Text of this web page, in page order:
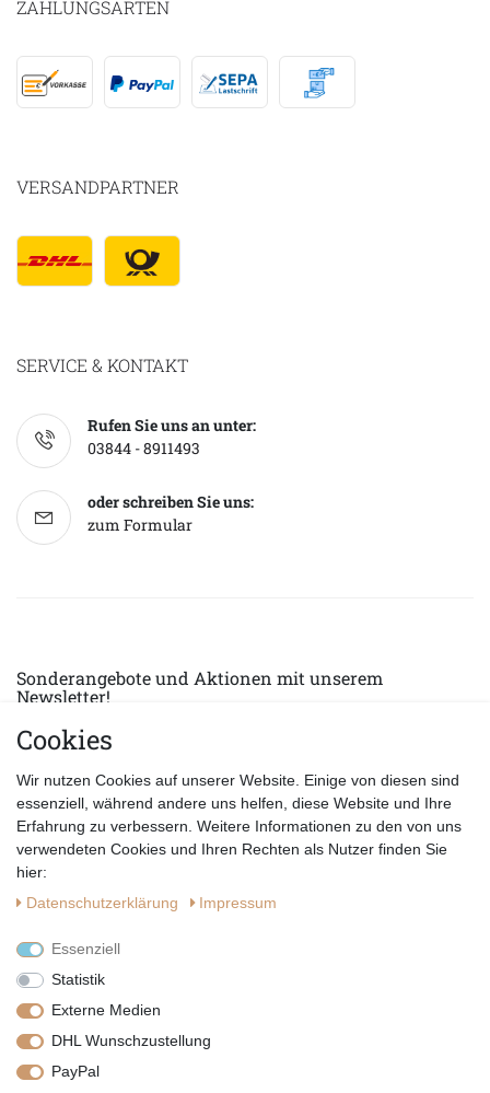
ZAHLUNGSARTEN
VERSANDPARTNER
SERVICE & KONTAKT
Rufen Sie uns an unter:
03844 - 8911493
oder schreiben Sie uns:
zum Formular
Sonderangebote und Aktionen mit unserem
Newsletter!
E-MAIL *
Datenschutzerklärung
Vertrag widerrufen
Cookies
Wir nutzen Cookies auf unserer Website. Einige von diesen sind
essenziell, während andere uns helfen, diese Website und Ihre
Erfahrung zu verbessern. Weitere Informationen zu den von uns
verwendeten Cookies und Ihren Rechten als Nutzer finden Sie
hier:
Daten­schutz­erklärung
Impressum
Essenziell
Statistik
Externe Medien
DHL Wunschzustellung
PayPal